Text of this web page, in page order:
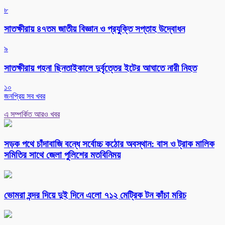
৮
সাতক্ষীরায় ৪৭তম জাতীয় বিজ্ঞান ও প্রযুক্তি সপ্তাহ উদ্বোধন
৯
সাতক্ষীরায় গহনা ছিনতাইকালে দুর্বৃত্তের ইটের আঘাতে নারী নিহত
১০
জনপ্রিয় সব খবর
এ সম্পর্কিত আরও খবর
সড়ক পথে চাঁদাবাজি বন্ধে সর্বোচ্চ কঠোর অবস্থান: বাস ও ট্রাক মালিক
সমিতির সাথে জেলা পুলিশের মতবিনিময়
ভোমরা বন্দর দিয়ে দুই দিনে এলো ৭১২ মেট্রিক টন কাঁচা মরিচ